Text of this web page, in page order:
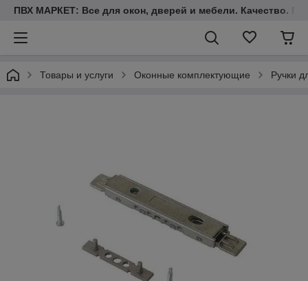
ПВХ МАРКЕТ: Все для окон, дверей и мебели. Качество.
Товары и услуги Оконные комплектующие Ручки